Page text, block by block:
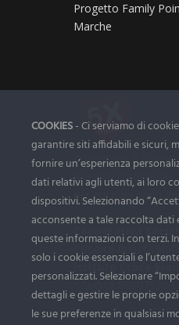
Progetto Family
Marche
Dona il tuo 5 x 1000
A te non costa nulla ...
per noi è un aiuto
• Codice
COOKIES- Ci serviamo di
garantire siti affidabili e sicuri,
fornire un’esperienza
dati relativi agli utenti, ai loro
dispositivi. Selezionando
acconsente a tale raccolta
queste informazioni con terzi.
solo i cookie essenziali e
personalizzati. Selezionare
dettagli e gestire le proprie
le sue preferenze in qualsiasi